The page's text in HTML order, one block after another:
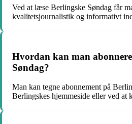
Ved at læse Berlingske Søndag får
kvalitetsjournalistik og informativt
Hvordan kan man
Søndag?
Man kan tegne abonnement på
Berlingskes hjemmeside eller ved at